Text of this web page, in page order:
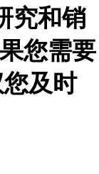
究和销
您需要
及时